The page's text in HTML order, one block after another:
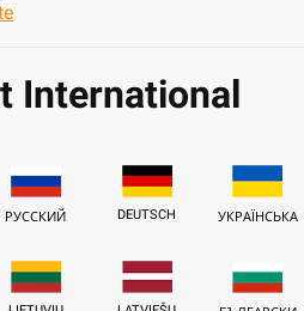
International
РУССКИЙ DEUTSCH УКРАЇНСЬКА